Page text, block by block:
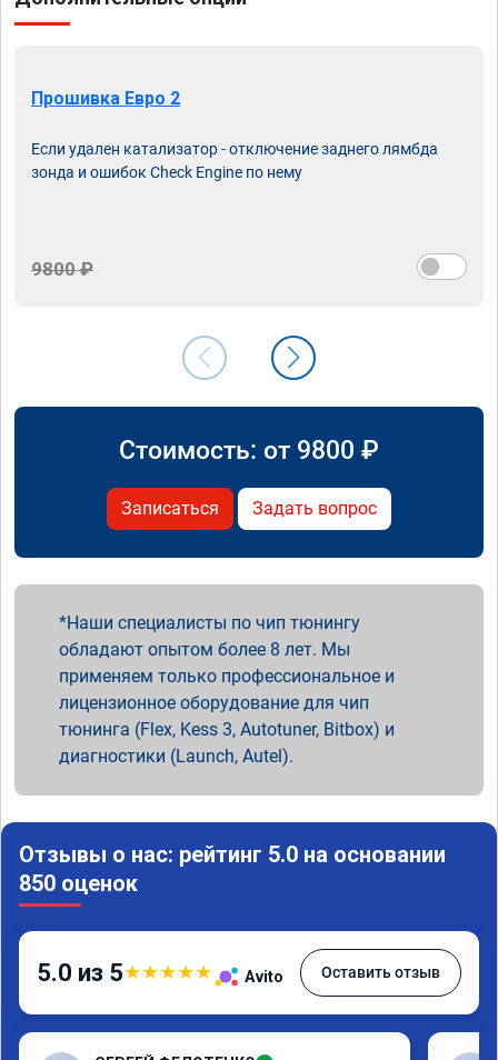
Прошивка Евро 2
Если удален катализатор - отключение заднего лямбда
зонда и ошибок Check Engine по нему
9800 ₽
Стоимость: от 9800 ₽
Записаться Задать вопрос
Наши специалисты по чип тюнингу
обладают опытом более 8 лет. Мы
применяем только профессиональное и
лицензионное оборудование для чип
тюнинга (Flex, Kess 3, Autotuner, Bitbox) и
диагностики (Launch, Autel).
Отзывы о нас: рейтинг 5.0 на основании
850 оценок
5.0 из 5★★★★★ Avito Оставить отзыв